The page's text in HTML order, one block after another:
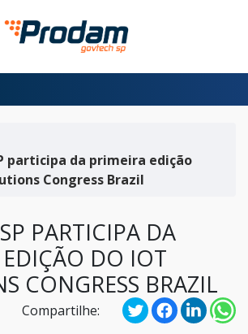
principal
participa da primeira edição
Congress Brazil
PARTICIPA DA
DO IOT
CONGRESS BRAZIL
Compartilhe: